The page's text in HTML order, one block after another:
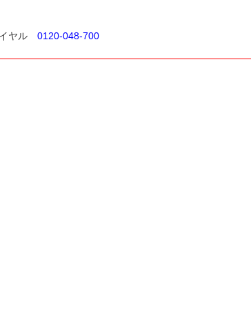
ヤル 0120-048-700